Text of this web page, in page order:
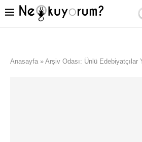
Anasayfa » Arşiv Odası: Ünlü Edebiyatçılar